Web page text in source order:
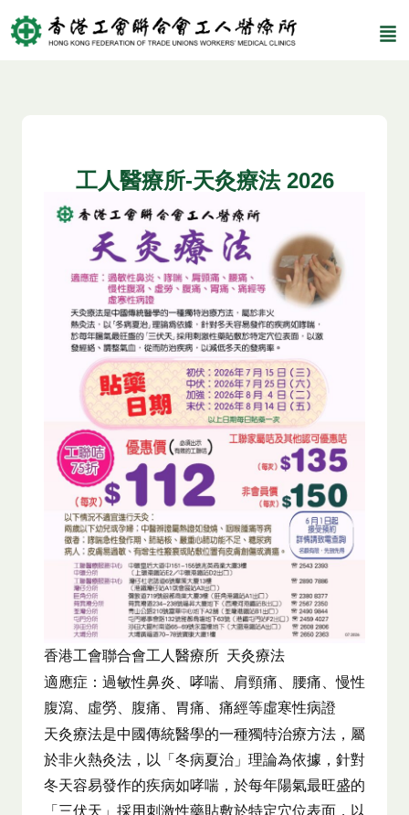
工人醫療所-天灸療法 2026
香港工會聯合會工人醫療所 天灸療法
適應症：過敏性鼻炎、哮喘、肩頸痛、腰痛、慢性
腹瀉、虛勞、腹痛、胃痛、痛經等虛寒性病證
天灸療法是中國傳統醫學的一種獨特治療方法，屬
於非火熱灸法，以「冬病夏治」理論為依據，針對
冬天容易發作的疾病如哮喘，於每年陽氣最旺盛的
「三伏天」採用刺激性藥貼敷於特定穴位表面，以